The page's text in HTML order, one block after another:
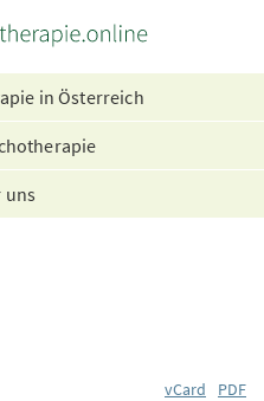
in Österreich
uns
vCard
PDF